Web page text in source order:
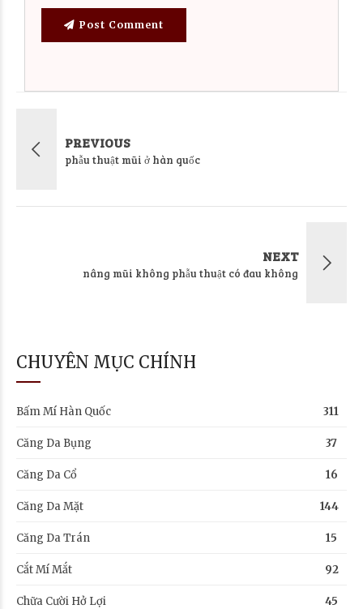
Post Comment
PREVIOUS
phẫu thuật mũi ở hàn quốc
NEXT
nâng mũi không phẫu thuật có đau không
CHUYÊN MỤC CHÍNH
Bấm Mí Hàn Quốc 311
Căng Da Bụng 37
Căng Da Cổ 16
Căng Da Mặt 144
Căng Da Trán 15
Cắt Mí Mắt 92
Chữa Cười Hở Lợi 45